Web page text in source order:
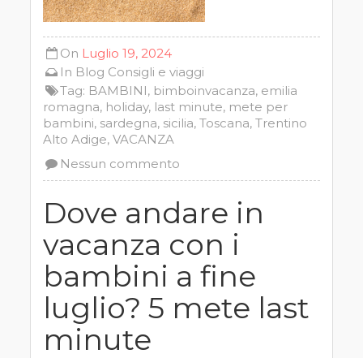
On Luglio 19, 2024
In Blog Consigli e viaggi
Tag: BAMBINI, bimboinvacanza, emilia
romagna, holiday, last minute, mete per
bambini, sardegna, sicilia,Toscana,Trentino
Alto Adige,VACANZA
Nessun commento
Dove andare in
vacanza con i
bambini a fine
luglio? 5 mete last
minute